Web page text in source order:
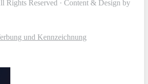
Rights Reserved · Content & Design by
und Kennzeichnung